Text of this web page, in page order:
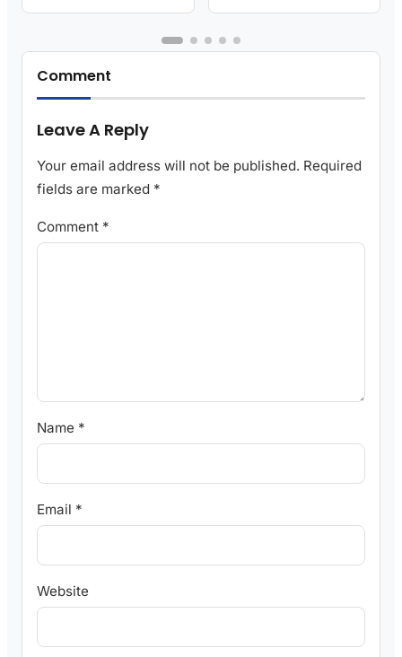
Comment
Leave A Reply
Your email address will not be published. Required
fields are marked *
Comment *
Name *
Email *
Website